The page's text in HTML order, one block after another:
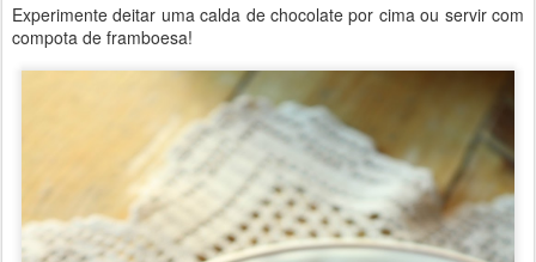
Experimente deitar uma calda de chocolate por cima ou servir com
compota de framboesa!